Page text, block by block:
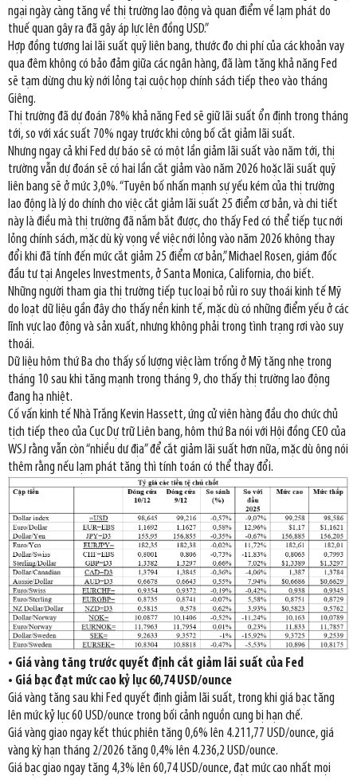
ngại ngày càng tăng về thị trường lao động và quan điểm về lạm phát do
thuế quan gây ra đã gây áp lực lên đồng USD.”
Hợp đồng tương lai lãi suất quỹ liên bang, thước đo chi phí của các khoản vay
qua đêm không có bảo đảm giữa các ngân hàng, đã làm tăng khả năng Fed
sẽ tạm dừng chu kỳ nới lỏng tại cuộc họp chính sách tiếp theo vào tháng
Giêng.
Thị trường đã dự đoán 78% khả năng Fed sẽ giữ lãi suất ổn định trong tháng
tới, so với xác suất 70% ngay trước khi công bố cắt giảm lãi suất.
Nhưng ngay cả khi Fed dự báo sẽ có một lần giảm lãi suất vào năm tới, thị
trường vẫn dự đoán sẽ có hai lần cắt giảm vào năm 2026 hoặc lãi suất quỹ
liên bang sẽ ở mức 3,0%. “Tuyên bố nhấn mạnh sự yếu kém của thị trường
lao động là lý do chính cho việc cắt giảm lãi suất 25 điểm cơ bản, và chi tiết
này là điều mà thị trường đã nắm bắt được, cho thấy Fed có thể tiếp tục nới
lỏng chính sách, mặc dù kỳ vọng về việc nới lỏng vào năm 2026 không thay
đổi khi đã tính đến mức cắt giảm 25 điểm cơ bản,” Michael Rosen, giám đốc
đầu tư tại Angeles Investments, ở Santa Monica, California, cho biết.
Những người tham gia thị trường tiếp tục loại bỏ rủi ro suy thoái kinh tế Mỹ
do loạt dữ liệu gần đây cho thấy nền kinh tế, mặc dù có những điểm yếu ở các
lĩnh vực lao động và sản xuất, nhưng không phải trong tình trạng rơi vào suy
thoái.
Dữ liệu hôm thứ Ba cho thấy số lượng việc làm trống ở Mỹ tăng nhẹ trong
tháng 10 sau khi tăng mạnh trong tháng 9, cho thấy thị trường lao động
đang hạ nhiệt.
Cố vấn kinh tế Nhà Trắng Kevin Hassett, ứng cử viên hàng đầu cho chức chủ
tịch tiếp theo của Cục Dự trữ Liên bang, hôm thứ Ba nói với Hội đồng CEO của
WSJ rằng vẫn còn “nhiều dư địa” để cắt giảm lãi suất hơn nữa, mặc dù ông nói
thêm rằng nếu lạm phát tăng thì tính toán có thể thay đổi.
• Giá vàng tăng trước quyết định cắt giảm lãi suất của Fed
• Giá bạc đạt mức cao kỷ lục 60,74 USD/ounce
Giá vàng tăng sau khi Fed quyết định giảm lãi suất, trong khi giá bạc tăng
lên mức kỷ lục 60 USD/ounce trong bối cảnh nguồn cung bị hạn chế.
Giá vàng giao ngay kết thúc phiên tăng 0,6% lên 4.211,77 USD/ounce, giá
vàng kỳ hạn tháng 2/2026 tăng 0,4% lên 4.236,2 USD/ounce.
Giá bạc giao ngay tăng 4,3% lên 60,74 USD/ounce, đạt mức cao nhất mọi